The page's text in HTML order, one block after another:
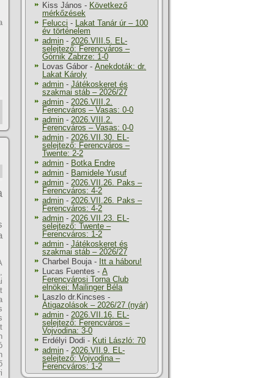
Kiss János - Következő
mérkőzések
Felucci - Lakat Tanár úr – 100
év történelem
admin - 2026.VIII.5. EL-
selejtező: Ferencváros –
Górnik Zabrze: 1-0
Lovas Gábor - Anekdoták: dr.
Lakat Károly
admin - Játékoskeret és
szakmai stáb – 2026/27
admin - 2026.VIII.2.
Ferencváros – Vasas: 0-0
admin - 2026.VIII.2.
Ferencváros – Vasas: 0-0
admin - 2026.VII.30. EL-
selejtező: Ferencváros –
Twente: 2-2
admin - Botka Endre
admin - Bamidele Yusuf
admin - 2026.VII.26. Paks –
Ferencváros: 4-2
admin - 2026.VII.26. Paks –
Ferencváros: 4-2
admin - 2026.VII.23. EL-
selejtező: Twente –
Ferencváros: 1-2
admin - Játékoskeret és
szakmai stáb – 2026/27
Charbel Bouja- Itt a háboru!
Lucas Fuentes - A
Ferencvárosi Torna Club
elnökei: Mailinger Béla
Laszlo dr.Kincses -
Átigazolások – 2026/27 (nyár)
admin - 2026.VII.16. EL-
selejtező: Ferencváros –
Vojvodina: 3-0
Erdélyi Dodi - Kuti László: 70
admin - 2026.VII.9. EL-
selejtező: Vojvodina –
Ferencváros: 1-2